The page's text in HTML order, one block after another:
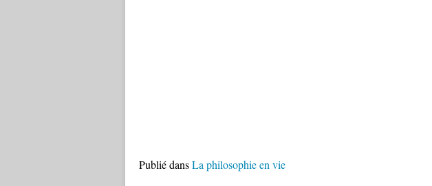
Publié dansLa philosophie en vie